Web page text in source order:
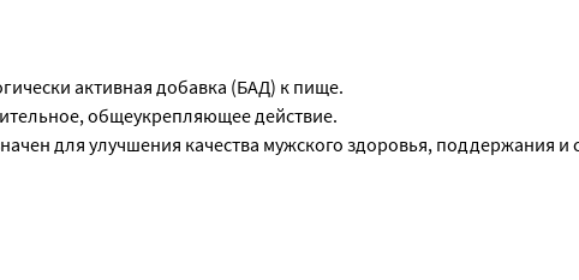
активная добавка (БАД) к пище.
общеукрепляющее действие.
для улучшения качества мужского здоровья, поддержания и
Алтае. Корневища и корни копеечника чайного (красный